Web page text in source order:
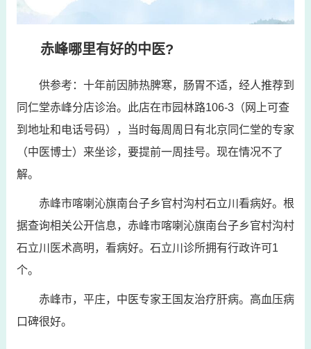
赤峰哪里有好的中医?
供参考：十年前因肺热脾寒，肠胃不适，经人推荐到
同仁堂赤峰分店诊治。此店在市园林路106-3（网上可查
到地址和电话号码），当时每周周日有北京同仁堂的专家
（中医博士）来坐诊，要提前一周挂号。现在情况不了
解。
赤峰市喀喇沁旗南台子乡官村沟村石立川看病好。根
据查询相关公开信息，赤峰市喀喇沁旗南台子乡官村沟村
石立川医术高明，看病好。石立川诊所拥有行政许可1
个。
赤峰市，平庄，中医专家王国友治疗肝病。高血压病
口碑很好。